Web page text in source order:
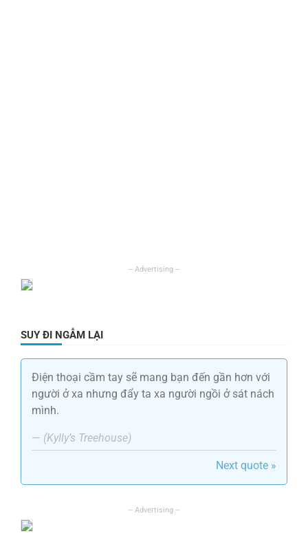
SUY ĐI NGẪM LẠI
Điện thoại cầm tay sẽ mang bạn đến gần hơn với
người ở xa nhưng đẩy ta xa người ngồi ở sát nách
mình.
— (Kylly’s Treehouse)
Next quote »